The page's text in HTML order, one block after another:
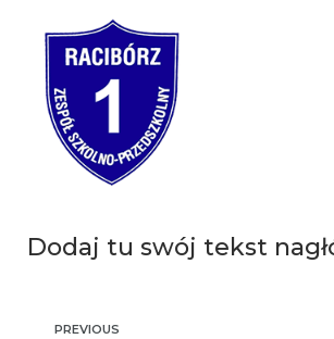
Dodaj tu swój tekst
PREVIOUS